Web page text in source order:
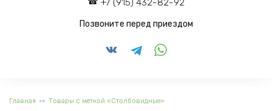
Позвоните перед приездом
Главная Товары с меткой «Столбовидные»